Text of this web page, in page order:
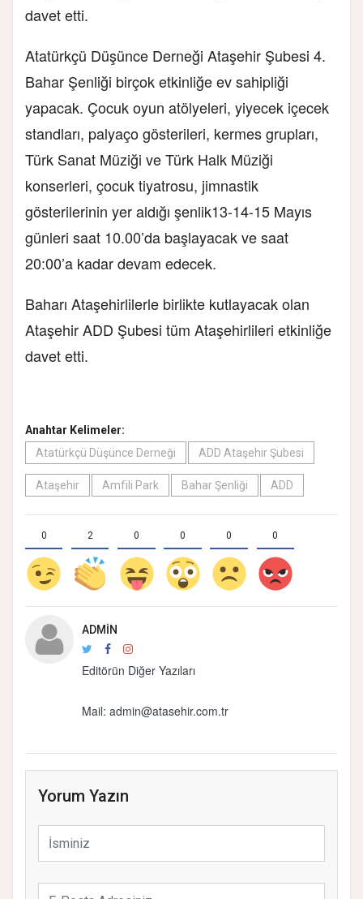
davet etti.
Atatürkçü Düşünce Derneği Ataşehir Şubesi 4.
Bahar Şenliği birçok etkinliğe ev sahipliği
yapacak. Çocuk oyun atölyeleri, yiyecek içecek
standları, palyaço gösterileri, kermes grupları,
Türk Sanat Müziği ve Türk Halk Müziği
konserleri, çocuk tiyatrosu, jimnastik
gösterilerinin yer aldığı şenlik13-14-15 Mayıs
günleri saat 10.00’da başlayacak ve saat
20:00’a kadar devam edecek.
Baharı Ataşehirlilerle birlikte kutlayacak olan
Ataşehir ADD Şubesi tüm Ataşehirlileri etkinliğe
davet etti.
Anahtar Kelimeler:
Atatürkçü Düşünce Derneği
ADD Ataşehir Şubesi
Ataşehir Amfili Park Bahar Şenliği ADD
0 2 0 0 0 0
ADMIN
Editörün Diğer Yazıları
Mail: admin@atasehir.com.tr
Yorum Yazın